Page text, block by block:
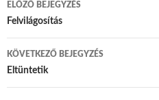
Bejegyzés navigáció
ELŐZŐ BEJEGYZÉS
Felvilágosítás
KÖVETKEZŐ BEJEGYZÉS
Eltüntetik